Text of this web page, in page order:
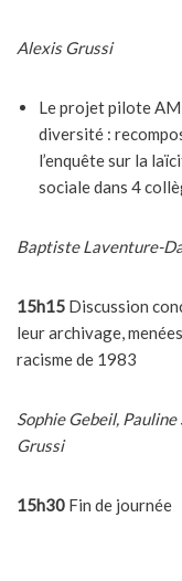
Alexis Grussi
Le projet pilote
diversité :
l’enquête sur la
sociale dans 4
Baptiste Laventure-
15h15 Discussion
leur archivage,
racisme de 1983
Sophie Gebeil,
Grussi
15h30 Fin de journée